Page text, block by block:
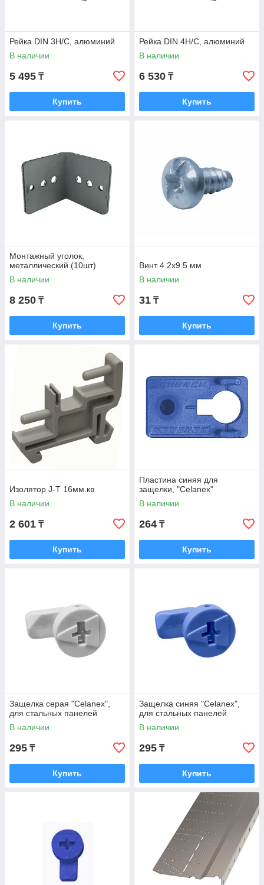
Рейка DIN 3H/C, алюминий
В наличии
5 495 ₸
Купить
Рейка DIN 4H/C, алюминий
В наличии
6 530 ₸
Купить
Монтажный уголок,
металлический (10шт)
В наличии
8 250 ₸
Купить
Винт 4.2x9.5 мм
В наличии
31 ₸
Купить
Изолятор J-T 16мм.кв
В наличии
2 601 ₸
Купить
Пластина синяя для
защелки, "Celanex"
В наличии
264 ₸
Купить
Защелка серая "Celanex",
для стальных панелей
В наличии
295 ₸
Купить
Защелка синяя "Celanex",
для стальных панелей
В наличии
295 ₸
Купить